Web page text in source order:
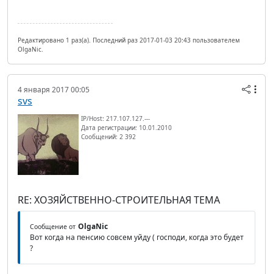
Редактировано 1 раз(а). Последний раз 2017-01-03 20:43 пользователем
OlgaNic.
4 января 2017 00:05
svs
IP/Host: 217.107.127.---
Дата регистрации: 10.01.2010
Сообщений: 2 392
RE: ХОЗЯЙСТВЕННО-СТРОИТЕЛЬНАЯ ТЕМА
Сообщение от OlgaNic
Вот когда на пенсию совсем уйду ( господи, когда это будет
?